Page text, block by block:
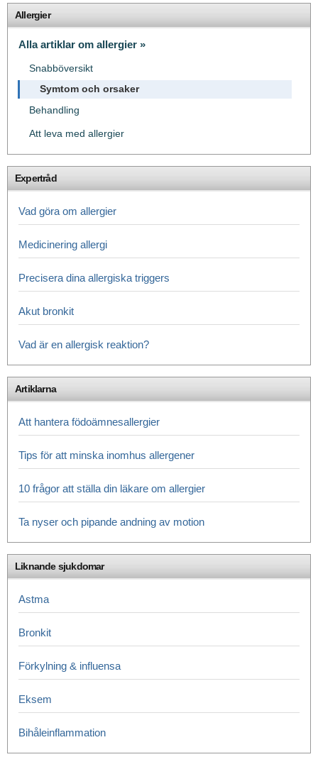
Allergier
Alla artiklar om allergier »
Snabböversikt
Symtom och orsaker
Behandling
Att leva med allergier
Expertråd
Vad göra om allergier
Medicinering allergi
Precisera dina allergiska triggers
Akut bronkit
Vad är en allergisk reaktion?
Artiklarna
Att hantera födoämnesallergier
Tips för att minska inomhus allergener
10 frågor att ställa din läkare om allergier
Ta nyser och pipande andning av motion
Liknande sjukdomar
Astma
Bronkit
Förkylning & influensa
Eksem
Bihåleinflammation